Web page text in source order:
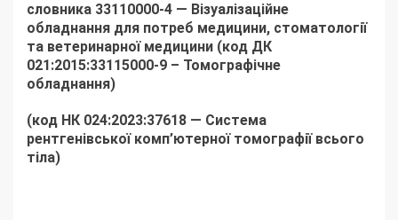
словника 33110000-4 — Візуалізаційне
обладнання для потреб медицини, стоматології
та ветеринарної медицини (код ДК
021:2015:33115000-9 – Томографічне
обладнання)
(код НК 024:2023:37618 — Система
рентгенівської комп’ютерної томографії всього
тіла)